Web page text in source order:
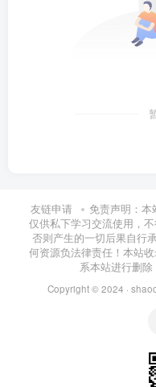
友链申请
免责声明：本
仅供私下学习交流使用，
否则产生的一切后果自行
何资源负法律责任！本站
系本站进行删除
Copyright © 2024 ·